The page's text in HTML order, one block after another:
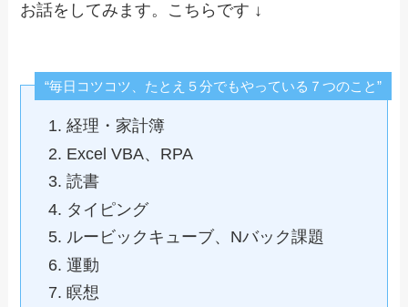
お話をしてみます。こちらです ↓
“毎日コツコツ、たとえ５分でもやっている７つのこと”
経理・家計簿
Excel VBA、RPA
読書
タイピング
ルービックキューブ、Nバック課題
運動
瞑想